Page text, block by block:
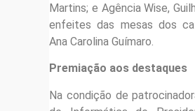
Martins; e Agência Wise,
enfeites das mesas dos
Ana Carolina Guímaro.
Premiação aos destaques
Na condição de